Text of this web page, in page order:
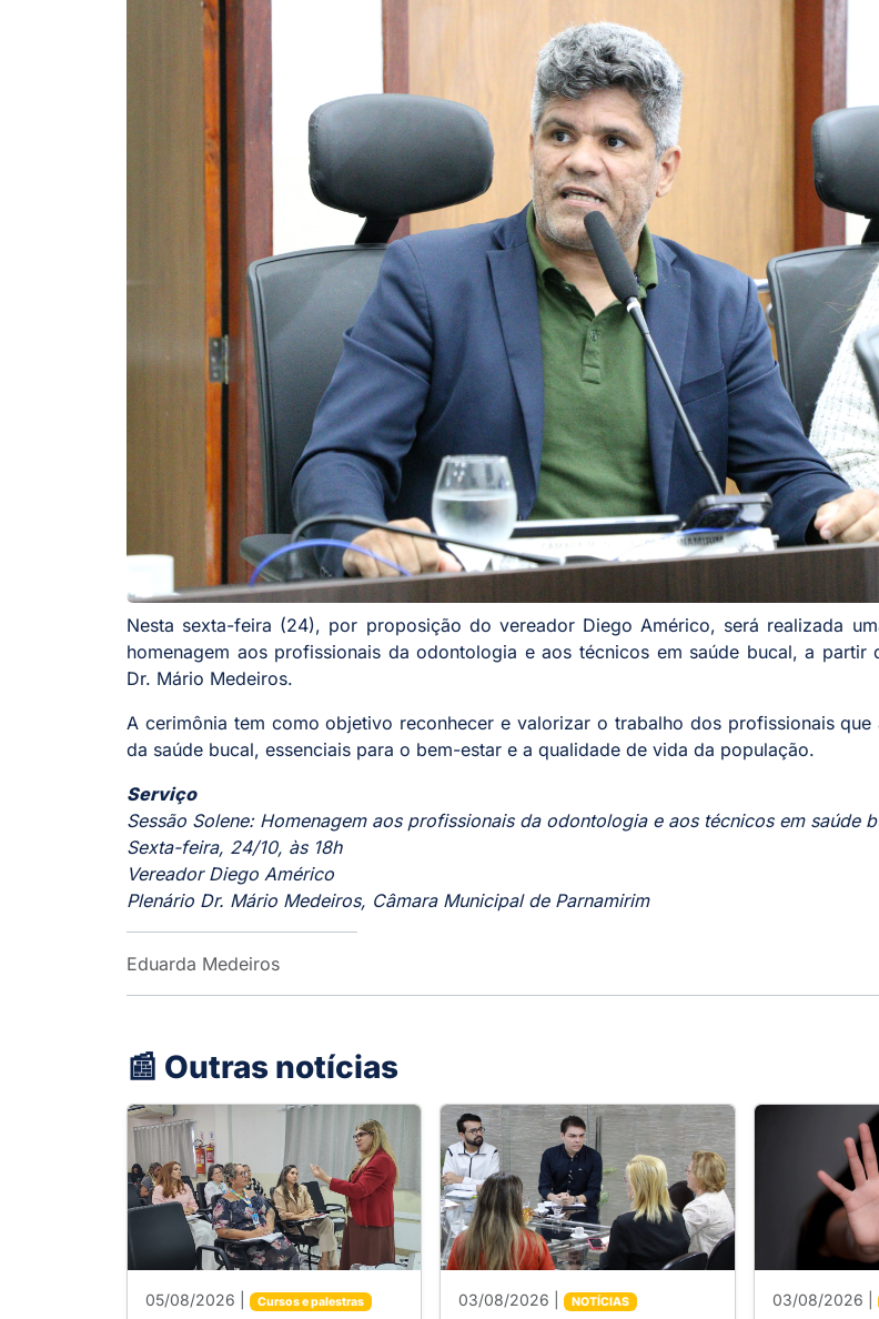
Nesta sexta-feira (24), por proposição do vereador Diego Américo, será realizada
homenagem aos profissionais da odontologia e aos técnicos em saúde bucal, a partir
Dr. Mário Medeiros.
A cerimônia tem como objetivo reconhecer e valorizar o trabalho dos profissionais que
da saúde bucal, essenciais para o bem-estar e a qualidade de vida da população.
Serviço
Sessão Solene: Homenagem aos profissionais da odontologia e aos técnicos em saúde
Sexta-feira, 24/10, às 18h
Vereador Diego Américo
Plenário Dr. Mário Medeiros, Câmara Municipal de Parnamirim
Eduarda Medeiros
📰 Outras notícias
05/08/2026 | Cursos e palestras 03/08/2026 | NOTÍCIAS 03/08/2026 |